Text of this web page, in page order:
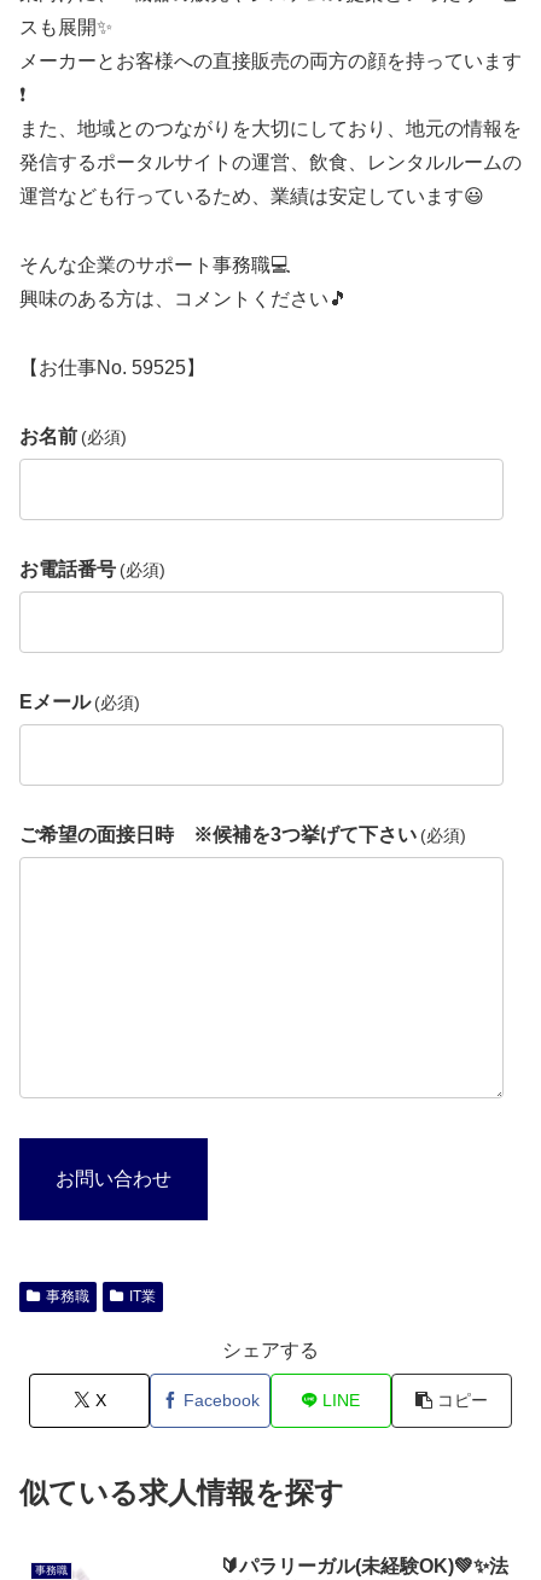
スも展開✨
メーカーとお客様への直接販売の両方の顔を持っています
❗
また、地域とのつながりを大切にしており、地元の情報を
発信するポータルサイトの運営、飲食、レンタルルームの
運営なども行っているため、業績は安定しています😃
そんな企業のサポート事務職💻️
興味のある方は、コメントください🎵
【お仕事No. 59525】
お名前 (必須)
お電話番号 (必須)
Eメール (必須)
ご希望の面接日時 ※候補を3つ挙げて下さい (必須)
お問い合わせ
事務職 IT業
シェアする
X Facebook LINE コピー
似ている求人情報を探す
事務職
🔰パラリーガル(未経験OK)💚✨法